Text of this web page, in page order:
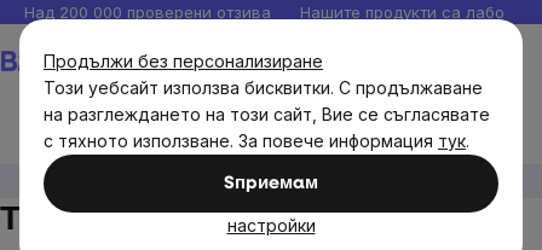
Продължи без персонализиране
Този уебсайт използва бисквитки. С продължаване
на разглеждането на този сайт, Вие се съгласявате
с тяхното използване. За повече информация тук.
Sпpиeмaм
настройки
Прескочи
към
съдържанието
Над 200 000 проверени отзива Нашите продукти са
BrainPure Тинктура
Тинктура